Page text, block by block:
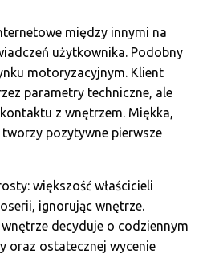
między innymi na
użytkownika. Podobny
motoryzacyjnym. Klient
parametry techniczne, ale
z wnętrzem. Miękka,
pozytywne pierwsze
większość właścicieli
ignorując wnętrze.
decyduje o codziennym
oraz ostatecznej wycenie